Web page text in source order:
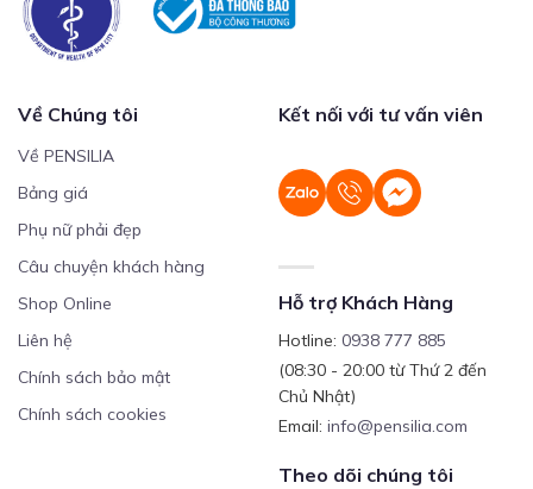
Về Chúng tôi
Về PENSILIA
Bảng giá
Phụ nữ phải đẹp
Câu chuyện khách hàng
Shop Online
Liên hệ
Chính sách bảo mật
Chính sách cookies
Kết nối với tư vấn viên
Hỗ trợ Khách Hàng
Hotline: 0938 777 885
(08:30 - 20:00 từ Thứ 2 đến
Chủ Nhật)
Email: info@pensilia.com
Theo dõi chúng tôi